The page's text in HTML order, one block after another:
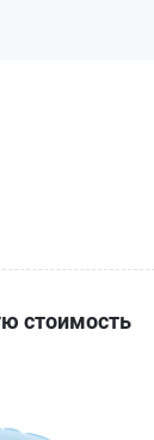
стоимость